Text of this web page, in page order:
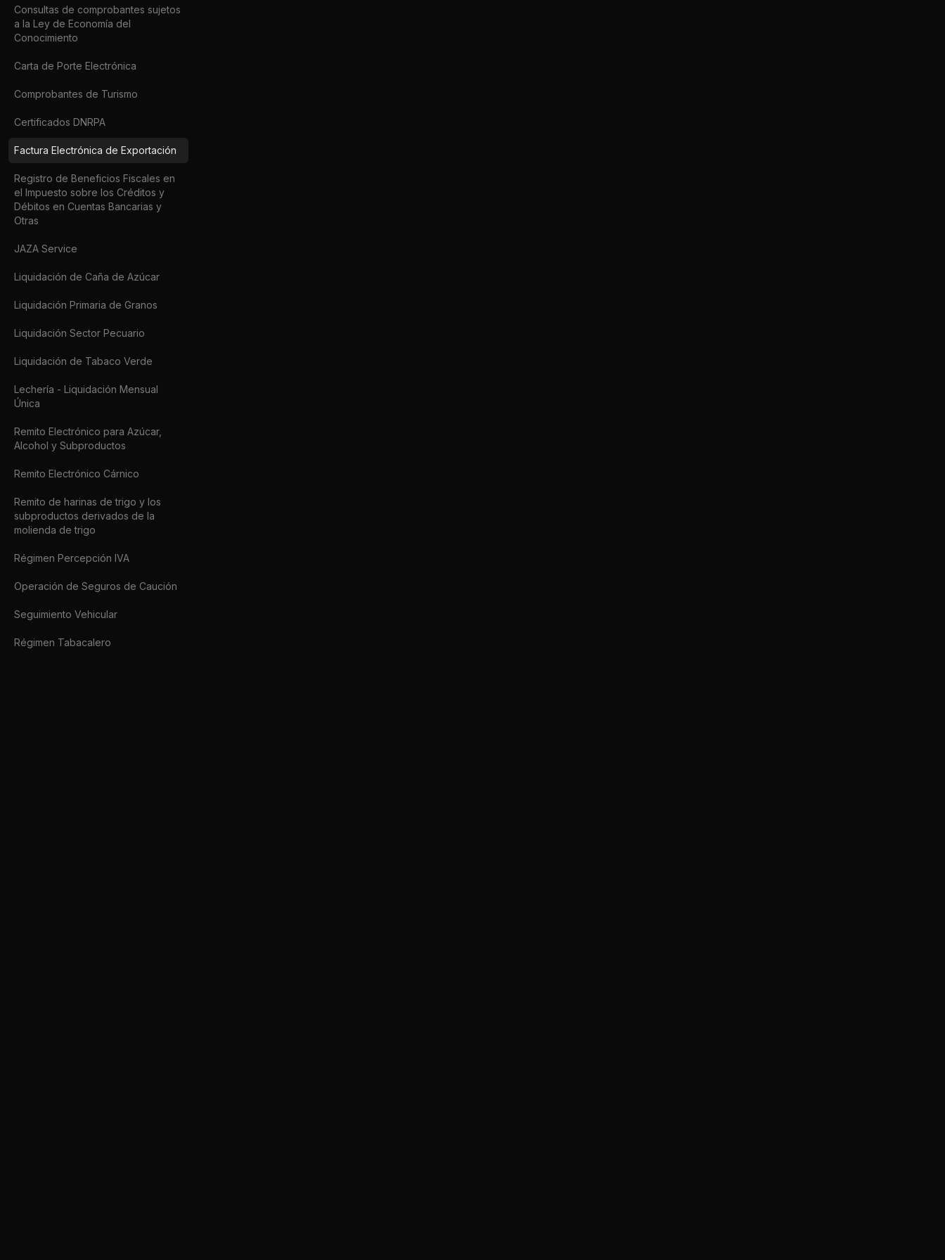
Consultas de comprobantes sujetos
a la Ley de Economía del
Conocimiento
Carta de Porte Electrónica
Comprobantes de Turismo
Certificados DNRPA
Factura Electrónica de Exportación
Registro de Beneficios Fiscales en
el Impuesto sobre los Créditos y
Débitos en Cuentas Bancarias y
Otras
JAZA Service
Liquidación de Caña de Azúcar
Liquidación Primaria de Granos
Liquidación Sector Pecuario
Liquidación de Tabaco Verde
Lechería - Liquidación Mensual
Única
Remito Electrónico para Azúcar,
Alcohol y Subproductos
Remito Electrónico Cárnico
Remito de harinas de trigo y los
subproductos derivados de la
molienda de trigo
Régimen Percepción IVA
Operación de Seguros de Caución
Seguimiento Vehicular
Régimen Tabacalero